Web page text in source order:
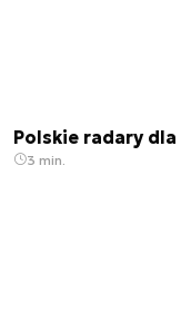
Polskie radary
3 min.